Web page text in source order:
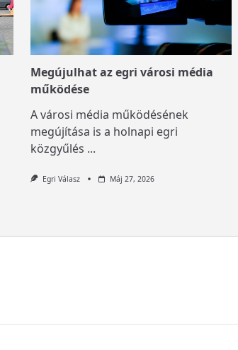
Megújulhat az egri városi média
működése
A városi média működésének
megújítása is a holnapi egri
közgyűlés ...
Egri Válasz Máj 27, 2026